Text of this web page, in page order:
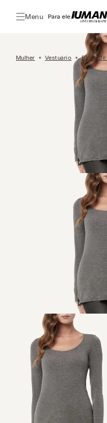
Menu Para ele:
Mulher Vestuário Blusa